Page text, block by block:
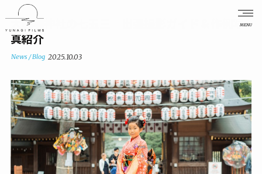
MENU
大國魂神社の七五三｜出張撮影ガイド＆作例写
真紹介
News / Blog 2025.10.03